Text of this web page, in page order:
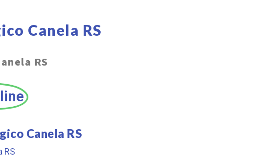
Canela RS
RS
Canela RS
RS